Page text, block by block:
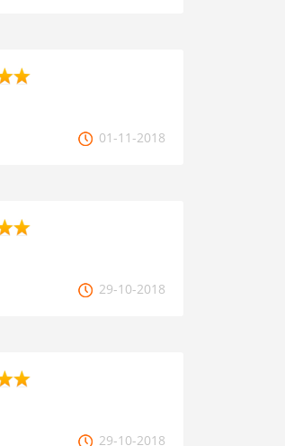
01-11-2018
29-10-2018
29-10-2018